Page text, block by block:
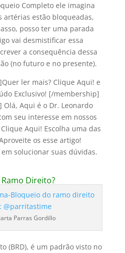
Completo ele imagina
artérias estão bloqueadas,
posso ter uma parada
vai desmistificar essa
a consequência dessa
(no futuro e no presente).
ler mais? Clique Aqui! e
Exclusivo! [/membership]
Olá, Aqui é o Dr. Leonardo
seu interesse em nossos
Aqui! Escolha uma das
os esse artigo!
solucionar suas dúvidas.
Direito?
Parras Gordillo
(BRD), é um padrão visto no